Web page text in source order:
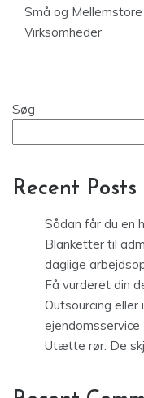
Små og Mellemstore
Virksomheder
Søg
Recent Posts
Sådan får du en
Blanketter til
daglige
Få vurderet din
Outsourcing eller
ejendomsservice
Utætte rør: De